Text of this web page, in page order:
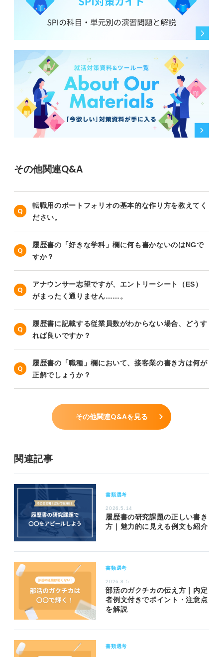
その他関連Q&A
転職用のポートフォリオの基本的な作り方を教えてく
ださい。
履歴書の「好きな学科」欄に何も書かないのはNGで
すか？
アナウンサー志望ですが、エントリーシート（ES）
がまったく通りません……。
履歴書に記載する従業員数がわからない場合、どうす
れば良いですか？
履歴書の「職種」欄において、接客業の書き方は何が
正解でしょうか？
その他関連Q&Aを見る
関連記事
書類選考
2026.5.14
履歴書の研究課題の正しい書き
方｜魅力的に見える例文も紹介
書類選考
2026.8.5
部活のガクチカの伝え方｜内定
者例文付きでポイント・注意点
を解説
書類選考